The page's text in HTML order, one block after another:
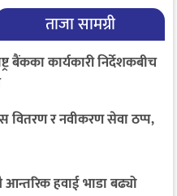
ताजा सामग्री
बैंकका कार्यकारी निर्देशकबीच
वितरण र नवीकरण सेवा ठप्प,
हवाई भाडा बढ्यो